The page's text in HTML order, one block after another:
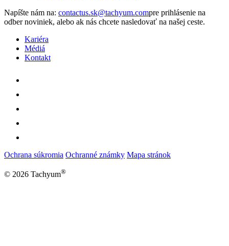
Napíšte nám na:
pre prihlásenie na
odber noviniek, alebo ak nás chcete nasledovať na našej ceste.
Kariéra
Médiá
Kontakt
Ochrana súkromia Ochranné známky Mapa stránok
© 2026 Tachyum®